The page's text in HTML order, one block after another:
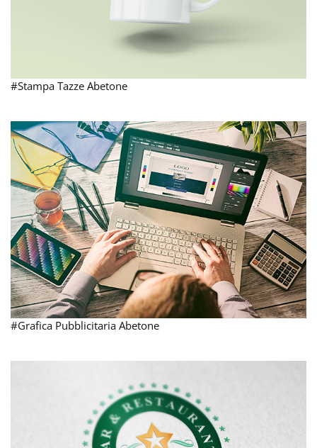
#Stampa Tazze Abetone
#Grafica Pubblicitaria Abetone